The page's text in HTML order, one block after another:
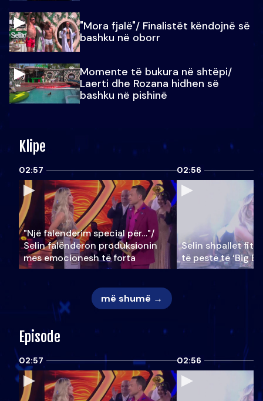
"Mora fjalë"/ Finalistët këndojnë së
bashku në oborr
Momente të bukura në shtëpi/
Laerti dhe Rozana hidhen së
bashku në pishinë
Klipe
02:57
"Një falenderim special për…"/
Selin falënderon produksionin
mes emocionesh të forta
02:56
Selin shpallet
të pestë të ‘Big
më shumë →
Episode
02:57 02:56